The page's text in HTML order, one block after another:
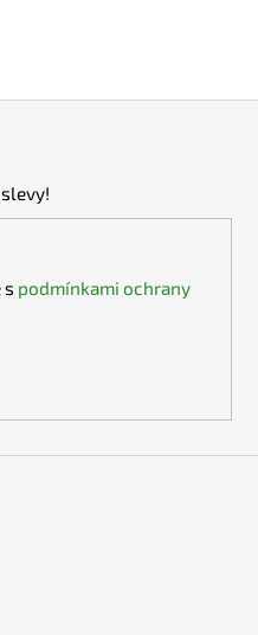
s podmínkami ochrany